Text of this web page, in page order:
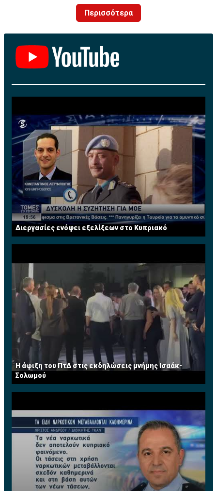
Περισσότερα
Διεργασίες ενόψει εξελίξεων στο Κυπριακό
Η άφιξη του ΠτΔ στις εκδηλώσεις μνήμης Ισαάκ-
Σολωμού